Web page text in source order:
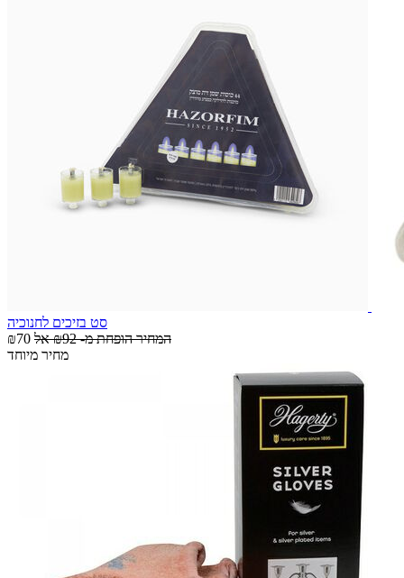
סט בזיכים לחנוכיה
₪70
המחיר הופחת מ-₪92 אל
מחיר מיוחד